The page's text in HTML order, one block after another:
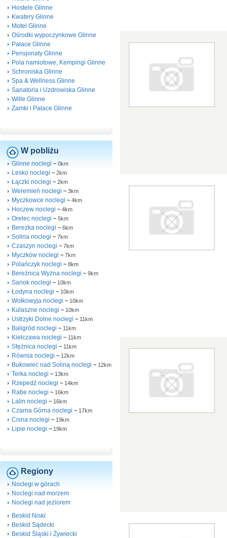
Hostele Glinne
Kwatery Glinne
Motel Glinne
Ośrodki wypoczynkowe Glinne
Pałace Glinne
Pensjonaty Glinne
Pola namiotowe, Kempingi Glinne
Schroniska Glinne
Spa & Wellness Glinne
Sanatoria i Uzdrowiska Glinne
Wille Glinne
Zamki i Pałace Glinne
W pobliżu
Glinne noclegi ~ 0km
Lesko noclegi ~ 2km
Łączki noclegi ~ 2km
Weremień noclegi ~ 3km
Myczkowce noclegi ~ 4km
Hoczew noclegi ~ 4km
Orelec noclegi ~ 5km
Berezka noclegi ~ 6km
Solina noclegi ~ 7km
Czaszyn noclegi ~ 7km
Myczków noclegi ~ 7km
Polańczyk noclegi ~ 8km
Bereźnica Wyżna noclegi ~ 9km
Sanok noclegi ~ 10km
Łodyna noclegi ~ 10km
Wołkowyja noclegi ~ 10km
Kulaszne noclegi ~ 10km
Ustrzyki Dolne noclegi ~ 11km
Baligród noclegi ~ 11km
Kiełczawa noclegi ~ 11km
Stężnica noclegi ~ 11km
Równia noclegi ~ 12km
Bukowiec nad Soliną noclegi ~ 12km
Terka noclegi ~ 13km
Rzepedź noclegi ~ 14km
Rabe noclegi ~ 16km
Lalin noclegi ~ 16km
Czarna Górna noclegi ~ 17km
Cisna noclegi ~ 19km
Lipie noclegi ~ 19km
Regiony
Noclegi w górach
Noclegi nad morzem
Noclegi nad jeziorem
Beskid Niski
Beskid Sądecki
Beskid Śląski i Żywiecki